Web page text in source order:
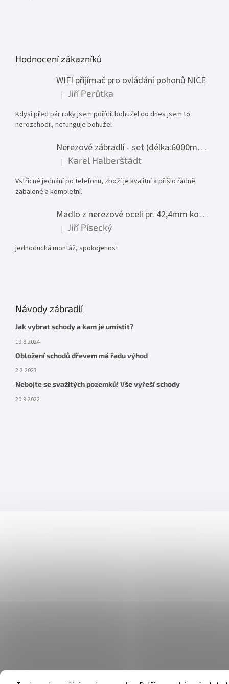
Hodnocení zákazníků
WIFI přijímač pro ovládání pohonů NICE
Hodnocení produktu je 1 z 5 hvězdiček.
| Jiří Perůtka
Kdysi před pár roky jsem pořídil bohužel do dnes jsem to
nerozchodil, nefunguje bohužel
Nerezové zábradlí - set (délka:6000mm x výška:1000mm)
Hodnocení produktu je 5 z 5 hvězdiček.
| Karel Halberštádt
Vstřícné jednání po telefonu, zboží je kvalitní a přišlo řádně
zabalené a kompletní.
Madlo z nerezové oceli pr. 42,4mm komplet - model 0116 - 3000mm
Hodnocení produktu je 5 z 5 hvězdiček.
| Jiří Písecký
jednoduchá montáž, spokojenost
Návody zábradlí
Jak vybrat schody a kam je umístit?
19.8.2024
Obložení schodů dřevem má řadu výhod
2.2.2023
Nebojte se svažitých pozemků! Vše vyřeší schody
20.9.2022